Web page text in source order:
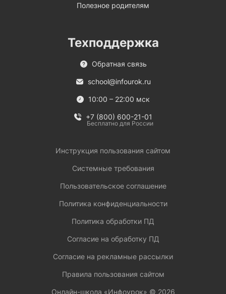
Полезное родителям
Техподдержка
Обратная связь
school@infourok.ru
10:00 – 22:00 мск
+7 (800) 600-21-01
Бесплатно для России
Инструкция пользования сайтом
Системные требования
Пользовательское соглашение
Политика конфиденциальности
Политика обработки ПД
Согласие на обработку ПД
Согласие на рекламные рассылки
Правила пользования сайтом
Онлайн-школа «Инфоурок» © 2026